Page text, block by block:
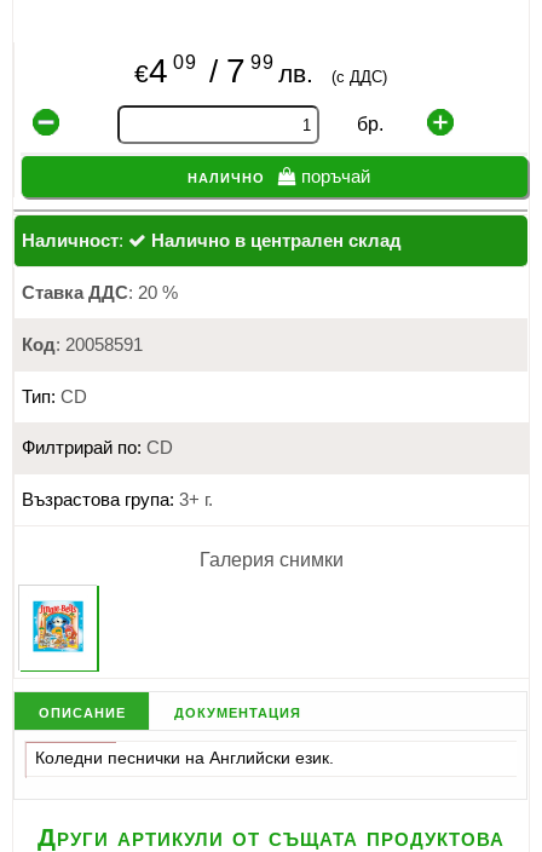
€4 09 / 7 99 лв. (с ДДС)
бр.
налично поръчай
Наличност: Налично в централен склад
Ставка ДДС: 20 %
Код: 20058591
Тип: CD
Филтрирай по: CD
Възрастова група: 3+ г.
Галерия снимки
описание документация
Коледни песнички на Английски език.
Други артикули от същата продуктова